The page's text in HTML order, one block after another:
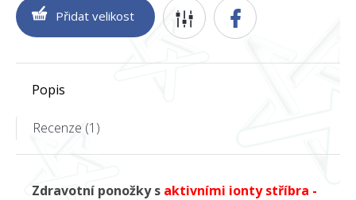
Popis
Recenze (1)
Zdravotní ponožky s aktivními ionty stříbra -